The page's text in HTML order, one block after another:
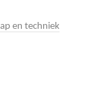
en techniek